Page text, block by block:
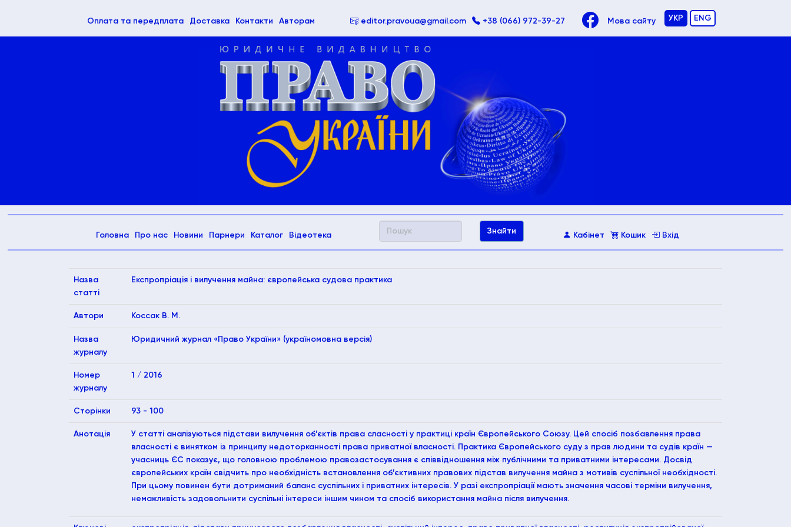
Оплата та передплата(current)
Доставка Контакти Авторам editor.pravoua@gmail.com +38 (066) 972-39-27 Мова сайту УКР ENG
Головна(current)
Про нас Новини Парнери Каталог Відеотека Кабінет Кошик Вхід
Назва
статті
Експропріація і вилучення майна: європейська судова практика
Автори Коссак В. М.
Назва
журналу
Юридичний журнал «Право України» (україномовна версія)
Номер
журналу
1 / 2016
Сторінки 93 - 100
Анотація
У статті аналізуються підстави вилучення об’єктів права сласності у практиці країн Європейського Союзу. Цей спосіб позбавлення права
власності є винятком із принципу недоторканності права приватної власності. Практика Європейського суду з прав людини та судів країн —
учасниць ЄС показує, що головною проблемою правозастосування є співвідношення між публічними та приватними інтересами. Досвід
європейських країн свідчить про необхідність встановлення об’єктивних правових підстав вилучення майна з мотивів суспільної необхідності.
При цьому повинен бути дотриманий баланс суспільних і приватних інтересів. У разі експропріації мають значення часові терміни вилучення,
неможливість задовольнити суспільні інтереси іншим чином та спосіб використання майна після вилучення.